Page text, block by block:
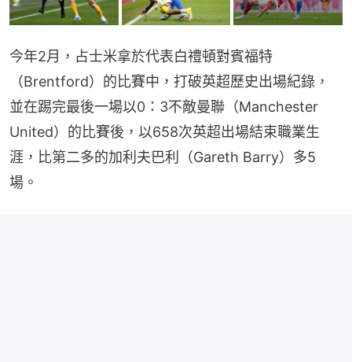
今年2月，占士米拿於代表白禮頓對賓福特
（Brentford）的比賽中，打破英超歷史出場紀錄，
並在踢完最後一場以0：3不敵曼聯（Manchester
United）的比賽後，以658次英超出場結束職業生
涯，比第二多的加利夫巴利（Gareth Barry）多5
場。